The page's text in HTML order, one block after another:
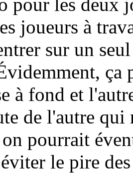
pour les deux
joueurs à
sur un
ça
à fond et
de l'autre qui
pourrait
le pire